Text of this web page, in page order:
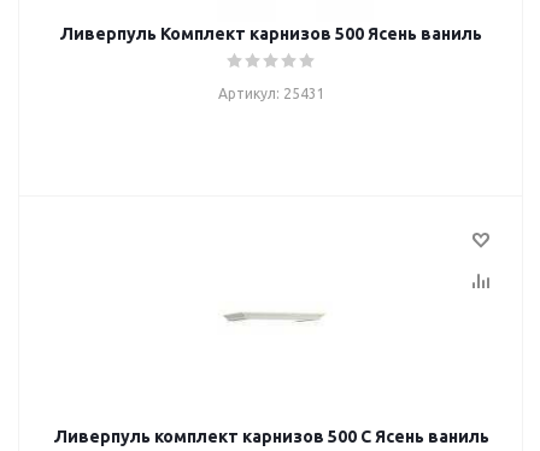
Ливерпуль Комплект карнизов 500 Ясень ваниль
Артикул: 25431
Ливерпуль комплект карнизов 500 С Ясень ваниль